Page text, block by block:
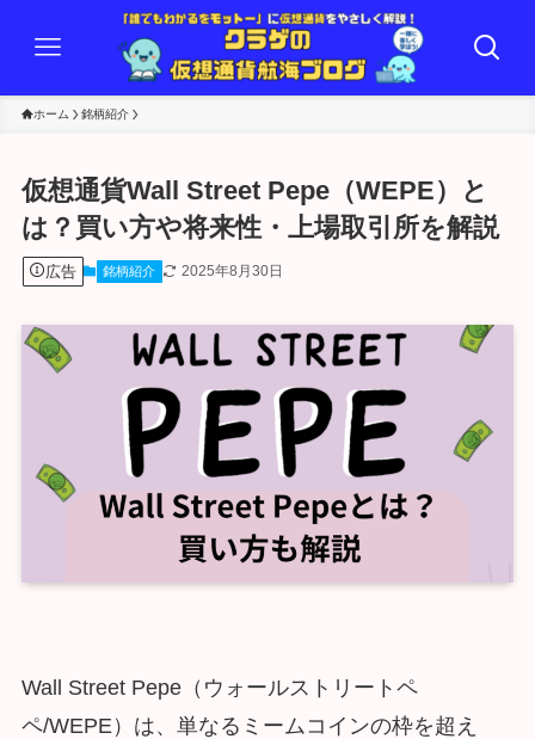
ホーム 銘柄紹介
仮想通貨Wall Street Pepe（WEPE）と
は？買い方や将来性・上場取引所を解説
広告 銘柄紹介 2025年8月30日
Wall Street Pepe（ウォールストリートペ
ペ/WEPE）は、単なるミームコインの枠を超え